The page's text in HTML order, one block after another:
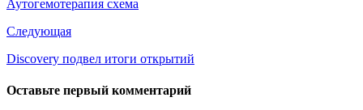
Аутогемотерапия схема
Следующая
Discovery подвел итоги открытий
Оставьте первый комментарий